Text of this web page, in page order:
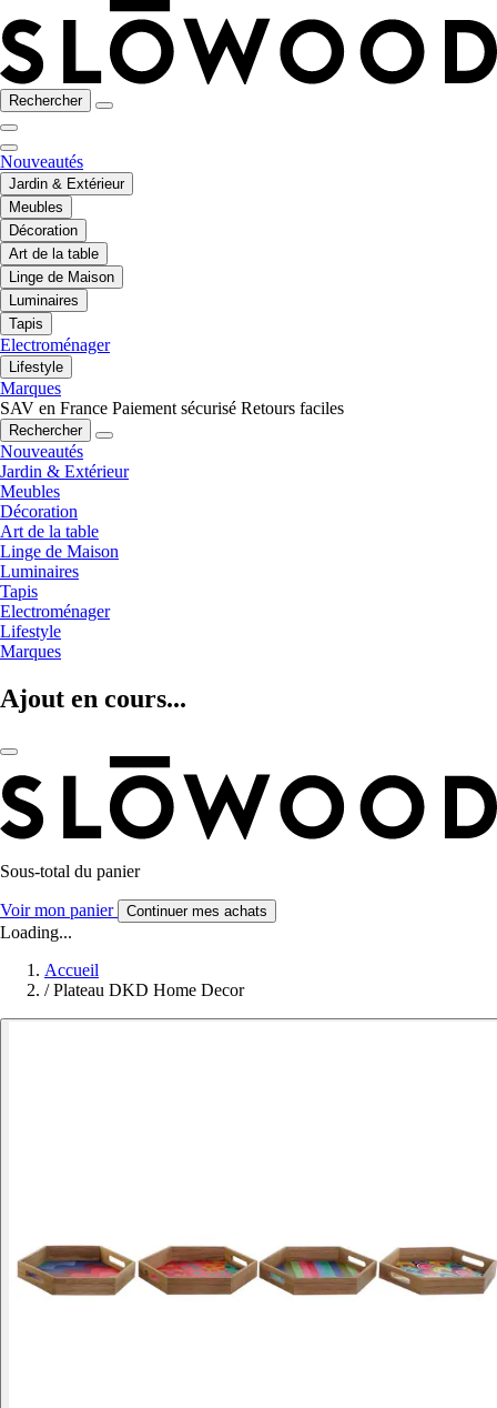
Rechercher
Nouveautés
Jardin & Extérieur
Meubles
Décoration
Art de la table
Linge de Maison
Luminaires
Tapis
Electroménager
Lifestyle
Marques
SAV en France Paiement sécurisé Retours faciles
Rechercher
Nouveautés
Jardin & Extérieur
Meubles
Décoration
Art de la table
Linge de Maison
Luminaires
Tapis
Electroménager
Lifestyle
Marques
Ajout en cours...
Sous-total du panier
Voir mon panier Continuer mes achats
Loading...
Accueil
/ Plateau DKD Home Decor